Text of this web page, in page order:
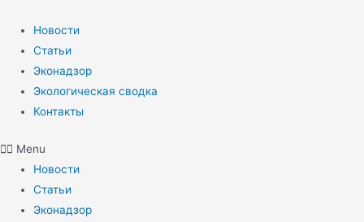
содержимому
Новости
Статьи
Эконадзор
Экологическая сводка
Контакты
Menu
Новости
Статьи
Эконадзор